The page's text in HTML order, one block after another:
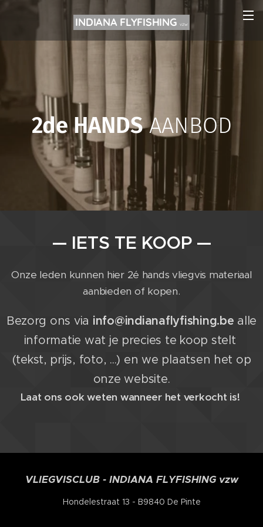
INDIANA FLYFISHINGVZW
2de HANDSAANBOD
— IETS TE KOOP —
Onze leden kunnen hier 2é hands vliegvis materiaal
aanbieden of kopen.
Bezorg ons via info@indianaflyfishing.be alle
informatie wat je precies te koop stelt
(tekst, prijs, foto, ...) en we plaatsen het op
onze website.
Laat ons ook weten wanneer het verkocht is!
VLIEGVISCLUB - INDIANA FLYFISHING vzw
Hondelestraat 13 - B9840 De Pinte